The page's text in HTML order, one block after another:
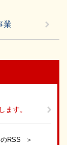
業
ます。
RSS